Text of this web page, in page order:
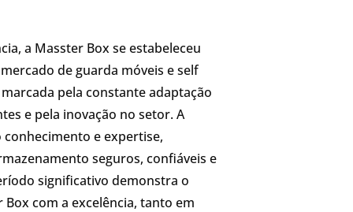
a Masster Box se estabeleceu
de guarda móveis e self
pela constante adaptação
e pela inovação no setor. A
e expertise,
seguros, confiáveis e
significativo demonstra o
com a excelência, tanto em